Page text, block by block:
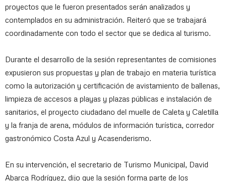
proyectos que le fueron presentados serán analizados y
contemplados en su administración. Reiteró que se trabajará
coordinadamente con todo el sector que se dedica al turismo.
Durante el desarrollo de la sesión representantes de comisiones
expusieron sus propuestas y plan de trabajo en materia turística
como la autorización y certificación de avistamiento de ballenas,
limpieza de accesos a playas y plazas públicas e instalación de
sanitarios, el proyecto ciudadano del muelle de Caleta y Caletilla
y la franja de arena, módulos de información turística, corredor
gastronómico Costa Azul y Acasenderismo.
En su intervención, el secretario de Turismo Municipal, David
Abarca Rodríguez, dijo que la sesión forma parte de los